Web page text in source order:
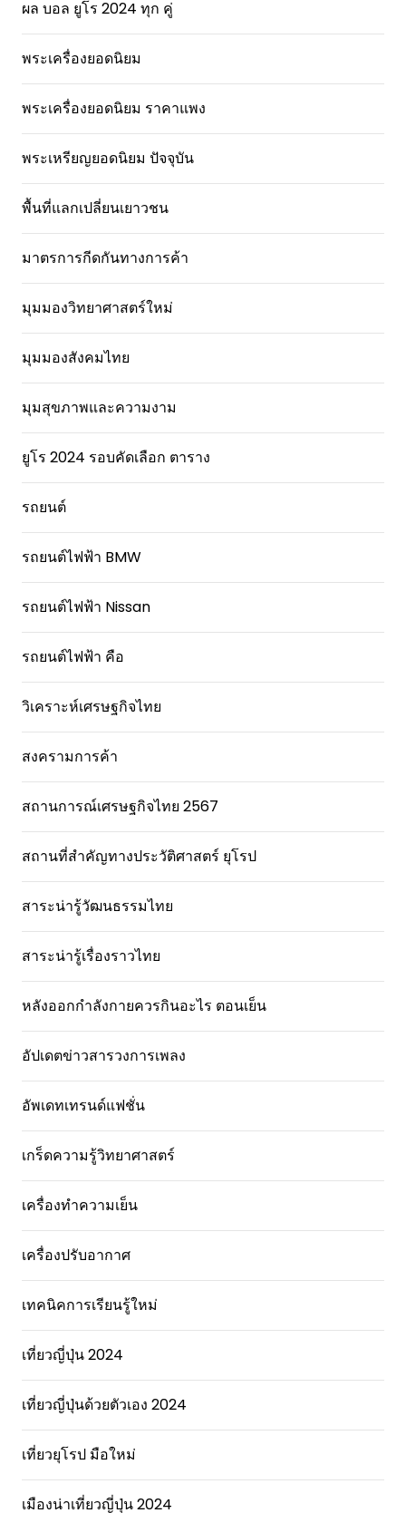
ผล บอล ยูโร 2024 ทุก คู่
พระเครื่องยอดนิยม
พระเครื่องยอดนิยม ราคาแพง
พระเหรียญยอดนิยม ปัจจุบัน
พื้นที่แลกเปลี่ยนเยาวชน
มาตรการกีดกันทางการค้า
มุมมองวิทยาศาสตร์ใหม่
มุมมองสังคมไทย
มุมสุขภาพและความงาม
ยูโร 2024 รอบคัดเลือก ตาราง
รถยนต์
รถยนต์ไฟฟ้า BMW
รถยนต์ไฟฟ้า Nissan
รถยนต์ไฟฟ้า คือ
วิเคราะห์เศรษฐกิจไทย
สงครามการค้า
สถานการณ์เศรษฐกิจไทย 2567
สถานที่สําคัญทางประวัติศาสตร์ ยุโรป
สาระน่ารู้วัฒนธรรมไทย
สาระน่ารู้เรื่องราวไทย
หลังออกกําลังกายควรกินอะไร ตอนเย็น
อัปเดตข่าวสารวงการเพลง
อัพเดทเทรนด์แฟชั่น
เกร็ดความรู้วิทยาศาสตร์
เครื่องทำความเย็น
เครื่องปรับอากาศ
เทคนิคการเรียนรู้ใหม่
เที่ยวญี่ปุ่น 2024
เที่ยวญี่ปุ่นด้วยตัวเอง 2024
เที่ยวยุโรป มือใหม่
เมืองน่าเที่ยวญี่ปุ่น 2024